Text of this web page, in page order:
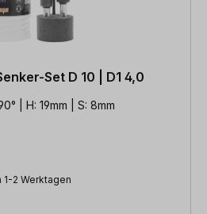
Set D 10 | D1 4,0
| H: 19mm | S: 8mm
1-2 Werktagen